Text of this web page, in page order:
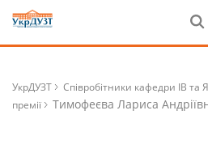
УкрДУЗТ Співробітники кафедри ІВ та
премії
Тимофеєва Лариса